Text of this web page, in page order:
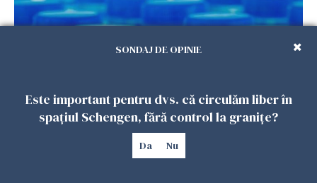
Nașteri premature și decese de nou-născuți
SONDAJ DE OPINIE
Este important pentru dvs. că circulăm liber în
spațiul Schengen, fără control la granițe?
Da Nu